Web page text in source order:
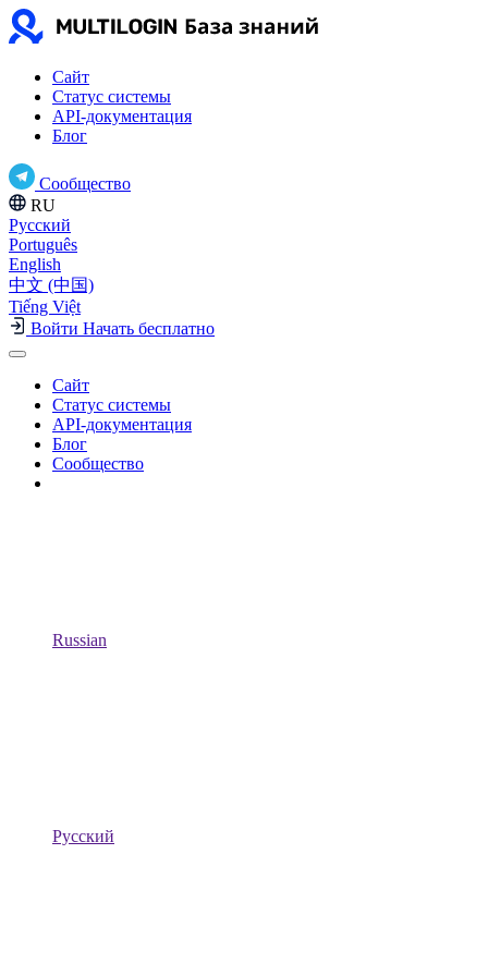
Сайт
Статус системы
API-документация
Блог
Сообщество
RU
Русский
Português
English
中文 (中国)
Tiếng Việt
Войти Начать бесплатно
Сайт
Статус системы
API-документация
Блог
Сообщество
Russian
Русский